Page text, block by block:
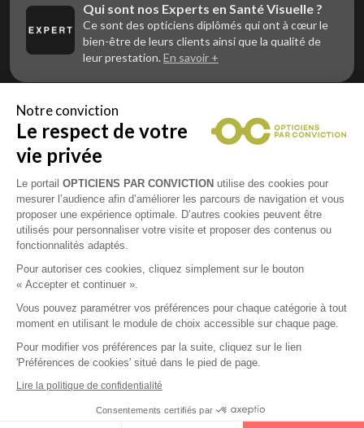
Qui sont nos Experts en Santé Visuelle ?
Ce sont des opticiens diplômés qui ont à cœur le
bien-être de leurs clients ainsi que la qualité de
leur prestation.En savoir +
Vous êtes un professionnel de la vue et
vous souhaitez nous rejoindre ?
Contactez Alliance Optic, la centrale d’achats et
d’accompagnement des opticiens indépendants
Contacts
2026 © Opticiens Par Conviction. Tous droits
Notre conviction
Le respect de votre
vie privée
Le portail OPTICIENS PAR CONVICTION utilise des cookies pour
mesurer l’audience afin d’améliorer les parcours de navigation et vous
proposer une expérience optimale. D’autres cookies peuvent être
utilisés pour personnaliser votre visite et proposer des contenus ou
fonctionnalités adaptés.
Pour autoriser ces cookies, cliquez simplement sur le bouton
« Accepter et continuer ».
Vous pouvez paramétrer vos préférences pour chaque catégorie à tout
moment en utilisant le module de choix accessible sur chaque page.
Pour modifier vos préférences par la suite, cliquez sur le lien
'Préférences de cookies' situé dans le pied de page.
Lire la politique de confidentialité
Consentements certifiés par